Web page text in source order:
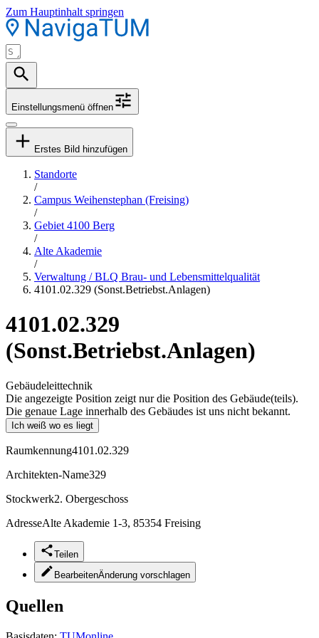
Zum Hauptinhalt springen
Einstellungsmenü öffnen
Erstes Bild hinzufügen
Standorte
/
Campus Weihenstephan (Freising)
/
Gebiet 4100 Berg
/
Alte Akademie
/
Verwaltung / BLQ Brau- und Lebensmittelqualität
4101.02.329 (Sonst.Betriebst.Anlagen)
4101.02.329
(Sonst.Betriebst.Anlagen)
Gebäudeleittechnik
Die angezeigte Position zeigt nur die Position des Gebäude(teils).
Die genaue Lage innerhalb des Gebäudes ist uns nicht bekannt.
Ich weiß wo es liegt
Raumkennung4101.02.329
Architekten-Name329
Stockwerk2. Obergeschoss
AdresseAlte Akademie 1-3, 85354 Freising
Teilen
BearbeitenÄnderung vorschlagen
Quellen